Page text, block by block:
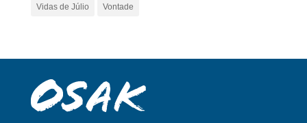
Vidas de Júlio Vontade